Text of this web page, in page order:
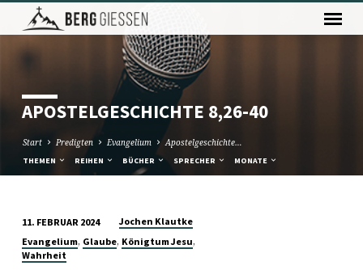
APOSTELGESCHICHTE 8,26-40
Start Predigten Evangelium Apostelgeschichte…
THEMEN REIHEN BÜCHER SPRECHER MONATE
APOSTELGESCHICHTE
8,26-
11. FEBRUAR 2024
Jochen Klautke
Evangelium, Glaube, Königtum Jesu,
Wahrheit